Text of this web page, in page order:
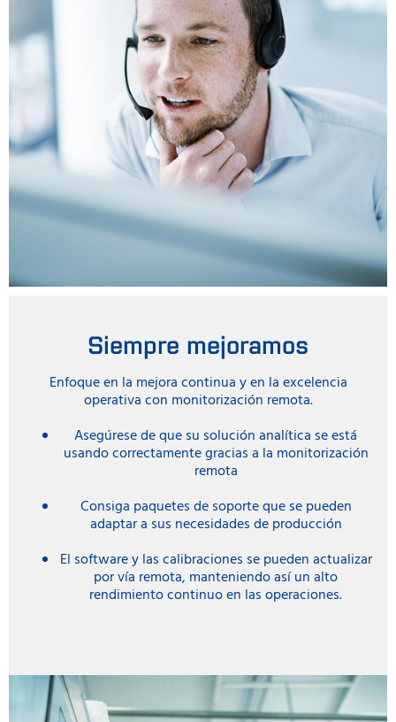
Siempre mejoramos
Enfoque en la mejora continua y en la excelencia
operativa con monitorización remota.
Asegúrese de que su solución analítica se está
usando correctamente gracias a la monitorización
remota
Consiga paquetes de soporte que se pueden
adaptar a sus necesidades de producción
El software y las calibraciones se pueden actualizar
por vía remota, manteniendo así un alto
rendimiento continuo en las operaciones.